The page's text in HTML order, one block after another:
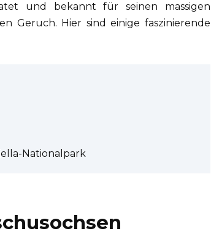
und bekannt für seinen massigen
Geruch. Hier sind einige faszinierende
Nationalpark